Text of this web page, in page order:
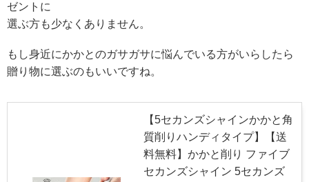
ゼントに
選ぶ方も少なくありません。
もし身近にかかとのガサガサに悩んでいる方がいらしたら
贈り物に選ぶのもいいですね。
【5セカンズシャインかかと角
質削りハンディタイプ】【送
料無料】かかと削り ファイブ
セカンズシャイン 5セカンズ